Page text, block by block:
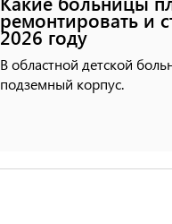
ремонтировать и
2026 году
В областной детской
подземный корпус.